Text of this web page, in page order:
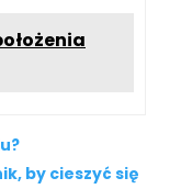
by cieszyć się